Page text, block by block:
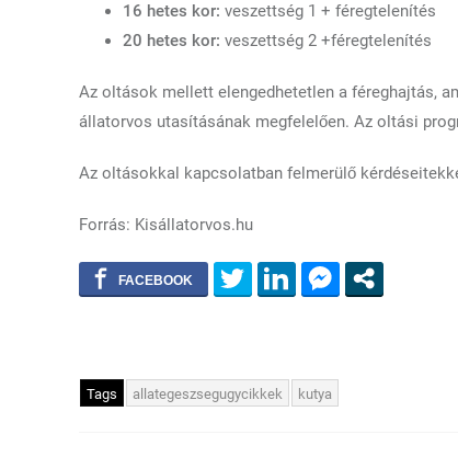
16 hetes kor: veszettség 1 + féregtelenítés
20 hetes kor: veszettség 2 +féregtelenítés
Az oltások mellett elengedhetetlen a féreghajtás,
állatorvos utasításának megfelelően. Az oltási
Az oltásokkal kapcsolatban felmerülő
Forrás: Kisállatorvos.hu
Tags allategeszsegugycikkek kutya